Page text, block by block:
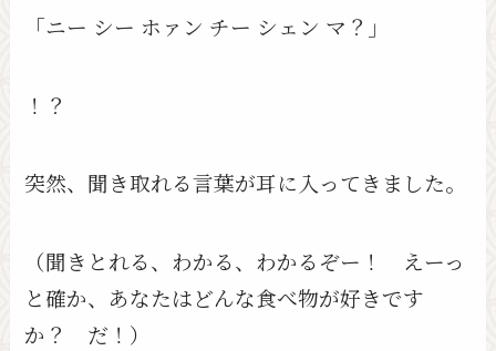
「ニー シー ホァン チー シェン マ？」
！？
突然、聞き取れる言葉が耳に入ってきました。
（聞きとれる、わかる、わかるぞー！ えーっ
と確か、あなたはどんな食べ物が好きです
か？ だ！）